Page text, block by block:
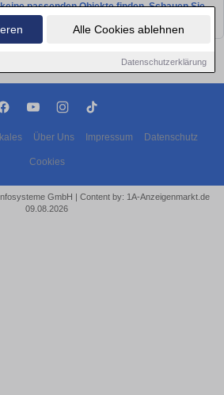
Alle Cookies ablehnen
Datenschutzerklärung
passenden Objekte finden. Schauen Sie
Über Uns Impressum Datenschutz
Cookies
GmbH | Content by: 1A-Anzeigenmarkt.de
09.08.2026